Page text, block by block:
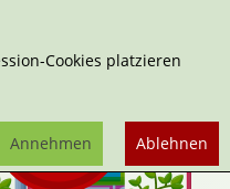
Cookies platzieren
Ablehnen
Annehmen